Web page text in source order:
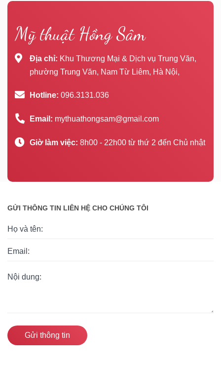
Mỹ thuật Hồng Sâm
Địa chỉ: Khu Thương Mại & Dịch vụ Trung Văn,
phường Trung Văn, Nam Từ Liêm, Hà Nội,
Hotline: 096.3131.036
Email: mythuathongsam@gmail.com
Giờ làm việc: 8h00 - 22h00 từ thứ 2 đến Chủ nhật
GỬI THÔNG TIN LIÊN HỆ CHO CHÚNG TÔI
Gửi thông tin